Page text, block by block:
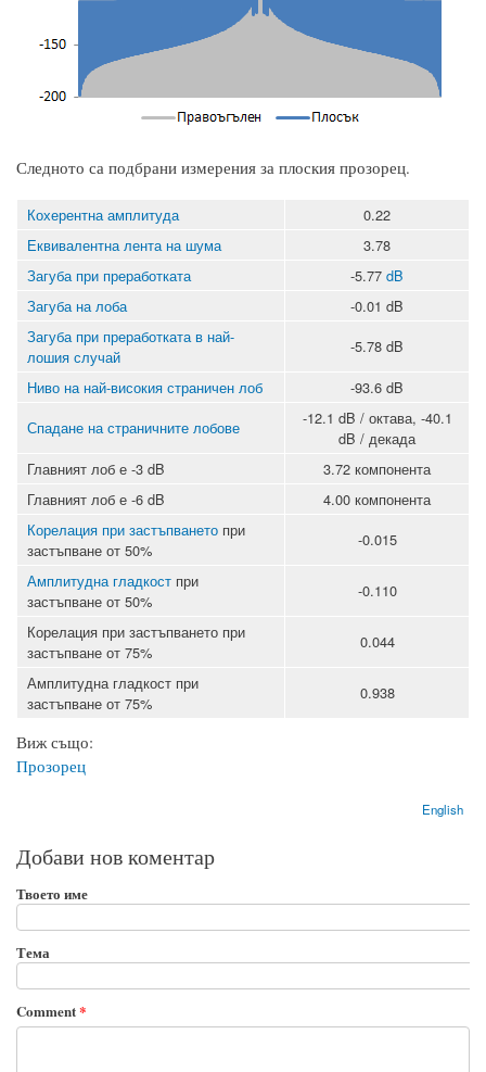
Следното са подбрани измерения за плоския прозорец.
Кохерентна амплитуда
0.22
Еквивалентна лента на шума
3.78
Загуба при преработката
-5.77 dB
Загуба на лоба
-0.01 dB
Загуба при преработката в най-
лошия случай
-5.78 dB
Ниво на най-високия страничен лоб
-93.6 dB
Спадане на страничните лобове
-12.1 dB / октава, -40.1
dB / декада
Главният лоб е -3 dB
3.72 компонента
Главният лоб е -6 dB
4.00 компонента
Корелация при застъпването при
застъпване от 50%
-0.015
Амплитудна гладкост при
застъпване от 50%
-0.110
Корелация при застъпването при
застъпване от 75%
0.044
Амплитудна гладкост при
застъпване от 75%
0.938
Виж също:
Прозорец
English
Добави нов коментар
Твоето име
Тема
Comment*